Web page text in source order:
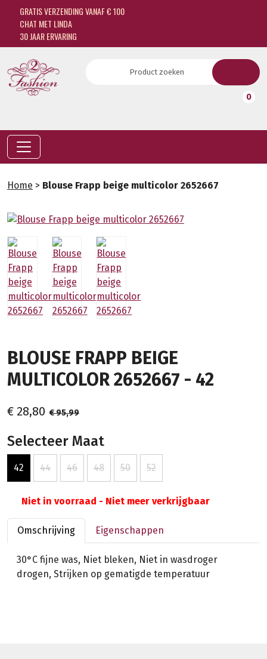
GRATIS VERZENDING VANAF € 100
CHAT MET LINDA
30 JAAR ERVARING
0
Home > Blouse Frapp beige multicolor 2652667
BLOUSE FRAPP BEIGE
MULTICOLOR 2652667 - 42
€ 28,80 € 95,99
Selecteer Maat
42 44 46 48 50 52
Niet in voorraad - Niet meer verkrijgbaar
Omschrijving Eigenschappen
30°C fijne was, Niet bleken, Niet in wasdroger
drogen, Strijken op gematigde temperatuur